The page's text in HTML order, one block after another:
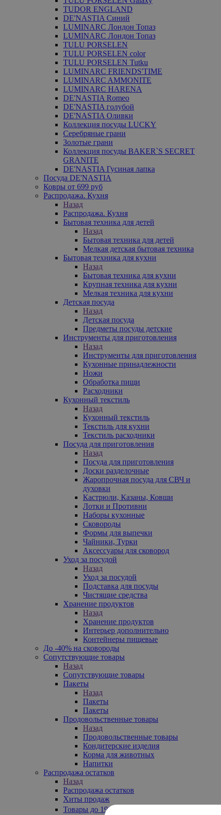
TUDOR ENGLAND
DE'NASTIA Синий
LUMINARC Лондон Топаз
LUMINARC Лондон Топаз
TULU PORSELEN
TULU PORSELEN color
TULU PORSELEN Tutku
LUMINARC FRIENDS'TIME
LUMINARC AMMONITE
LUMINARC HARENA
DE'NASTIA Romeo
DE'NASTIA голубой
DE'NASTIA Оливки
Коллекция посуды LUCKY
Серебряные грани
Золотые грани
Коллекция посуды BAKER`S SECRET
GRANITE
DE'NASTIA Гусиная лапка
Посуда DE'NASTIA
Ковры от 699 руб
Распродажа. Кухня
Назад
Распродажа. Кухня
Бытовая техника для детей
Назад
Бытовая техника для детей
Мелкая детская бытовая техника
Бытовая техника для кухни
Назад
Бытовая техника для кухни
Крупная техника для кухни
Мелкая техника для кухни
Детская посуда
Назад
Детская посуда
Предметы посуды детские
Инструменты для приготовления
Назад
Инструменты для приготовления
Кухонные принадлежности
Ножи
Обработка пищи
Расходники
Кухонный текстиль
Назад
Кухонный текстиль
Текстиль для кухни
Текстиль расходники
Посуда для приготовления
Назад
Посуда для приготовления
Доски разделочные
Жаропрочная посуда для СВЧ и
духовки
Кастрюли, Казаны, Ковши
Лотки и Противни
Наборы кухонные
Сковороды
Формы для выпечки
Чайники, Турки
Аксессуары для сковород
Уход за посудой
Назад
Уход за посудой
Подставка для посуды
Чистящие средства
Хранение продуктов
Назад
Хранение продуктов
Интерьер дополнительно
Контейнеры пищевые
До -40% на сковороды
Сопутствующие товары
Назад
Сопутствующие товары
Пакеты
Назад
Пакеты
Пакеты
Продовольственные товары
Назад
Продовольственные товары
Кондитерские изделия
Корма для животных
Напитки
Распродажа остатков
Назад
Распродажа остатков
Хиты продаж
Товары до 199₽